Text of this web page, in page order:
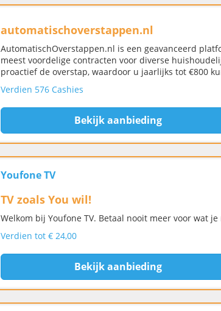
automatischoverstappen.nl
AutomatischOverstappen.nl is een geavanceerd
meest voordelige contracten voor diverse
proactief de overstap, waardoor u jaarlijks tot €800
Verdien 576 Cashies
Bekijk aanbieding
Youfone TV
TV zoals You wil!
Welkom bij Youfone TV. Betaal nooit meer voor wat
Verdien tot € 24,00
Bekijk aanbieding